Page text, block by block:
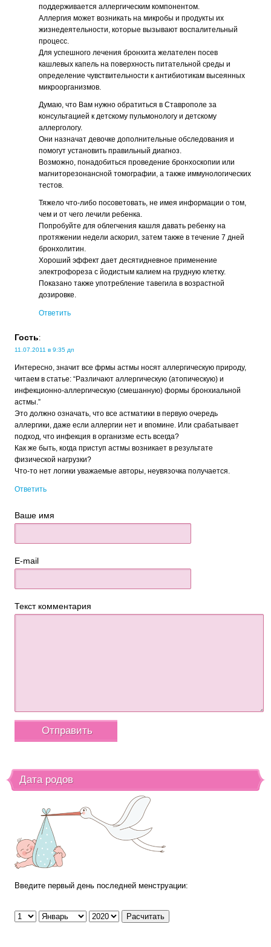
поддерживается аллергическим компонентом.
Аллергия может возникать на микробы и продукты их
жизнедеятельности, которые вызывают воспалительный
процесс.
Для успешного лечения бронхита желателен посев
кашлевых капель на поверхность питательной среды и
определение чувствительности к антибиотикам высеянных
микроорганизмов.
Думаю, что Вам нужно обратиться в Ставрополе за
консультацией к детскому пульмонологу и детскому
аллергологу.
Они назначат девочке дополнительные обследования и
помогут установить правильный диагноз.
Возможно, понадобиться проведение бронхоскопии или
магниторезонансной томографии, а также иммунологических
тестов.
Тяжело что-либо посоветовать, не имея информации о том,
чем и от чего лечили ребенка.
Попробуйте для облегчения кашля давать ребенку на
протяжении недели аскорил, затем также в течение 7 дней
бронхолитин.
Хороший эффект дает десятидневное применение
электрофореза с йодистым калием на грудную клетку.
Показано также употребление тавегила в возрастной
дозировке.
Ответить
Гость:
11.07.2011 в 9:35 дп
Интересно, значит все фрмы астмы носят аллергическую природу,
читаем в статье: “Различают аллергическую (атопическую) и
инфекционно-аллергическую (смешанную) формы бронхиальной
астмы.”
Это должно означать, что все астматики в первую очередь
аллергики, даже если аллергии нет и впомине. Или срабатывает
подход, что инфекция в организме есть всегда?
Как же быть, когда приступ астмы возникает в результате
физической нагрузки?
Что-то нет логики уважаемые авторы, неувязочка получается.
Ответить
Ваше имя
E-mail
Текст комментария
Дата родов
Введите первый день последней менструации: